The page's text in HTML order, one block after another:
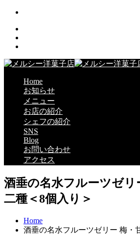
Home
お知らせ
メニュー
お店の紹介
シェフの紹介
SNS
Blog
お問い合わせ
アクセス
酒垂の名水フルーツゼリ
二種＜8個入り＞
Home
酒垂の名水フルーツゼリー 梅・